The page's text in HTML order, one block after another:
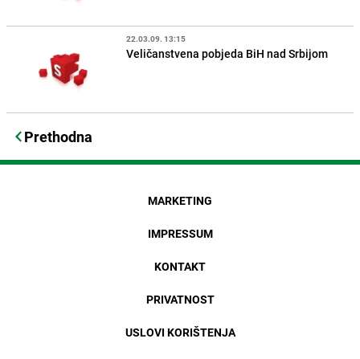
22.03.09. 13:15
Veličanstvena pobjeda BiH nad Srbijom
Prethodna
MARKETING
IMPRESSUM
KONTAKT
PRIVATNOST
USLOVI KORIŠTENJA